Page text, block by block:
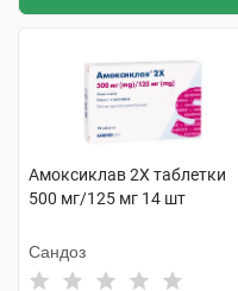
Амоксиклав 2Х таблетки
500 мг/125 мг 14 шт
Сандоз